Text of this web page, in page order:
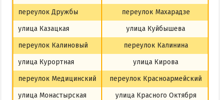
переулок Дружбы
переулок Махарадзе
улица Казацкая
улица Куйбышева
переулок Калиновый
переулок Калинина
улица Курортная
улица Кирова
переулок Медицинский
переулок Красноармейский
улица Монастырская
улица Красного Октября